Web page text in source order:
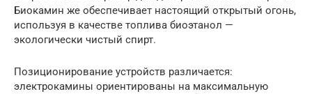
Биокамин же обеспечивает настоящий открытый огонь,
используя в качестве топлива биоэтанол —
экологически чистый спирт.
Позиционирование устройств различается:
электрокамины ориентированы на максимальную